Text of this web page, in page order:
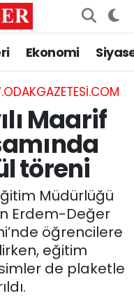
Ekonomi
Maarif
töreni
Müdürlüğü
Erdem-Değer
öğrencilere
eğitim
de plaketle
ve Fikstür